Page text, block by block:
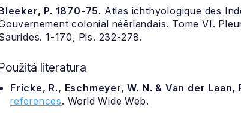
P. 1870-75. Atlas ichthyologique des
colonial néêrlandais. Tome VI.
1-170, Pls. 232-278.
literatura
Fricke, R., Eschmeyer, W. N. & Van der Laan,
references. World Wide Web.